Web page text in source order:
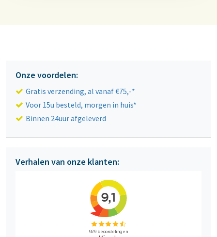
Onze voordelen:
Gratis verzending, al vanaf €75,-*
Voor 15u besteld, morgen in huis*
Binnen 24uur afgeleverd
Verhalen van onze klanten: